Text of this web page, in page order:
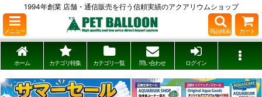
1994年創業 店舗・通信販売を行う信頼実績のアクアリウムショップ
メニュー 商品検索 カート
ホーム カテゴリ特集 カテゴリ一覧 問い合わせ ログイン